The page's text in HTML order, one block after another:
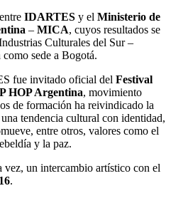
IDARTES y el Ministerio de
– MICA, cuyos resultados se
Culturales del Sur –
como sede a Bogotá.
fue invitado oficial del Festival
HOP Argentina, movimiento
de formación ha reivindicado la
tendencia cultural con identidad,
entre otros, valores como el
y la paz.
vez, un intercambio artístico con el
.